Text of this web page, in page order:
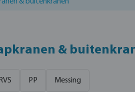
&
RVS PP Messing